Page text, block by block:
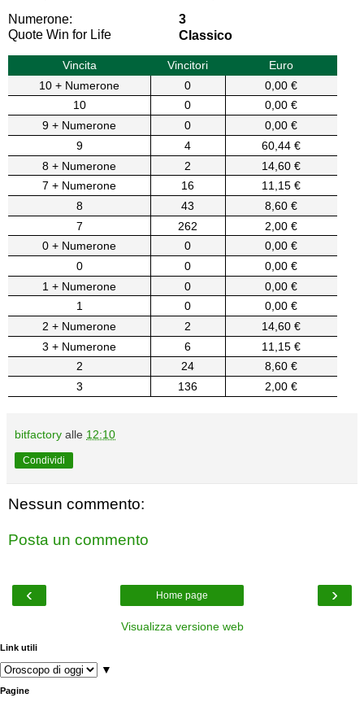
Numerone:
3
Quote Win for Life
Classico
Vincita Vincitori
Euro
10 + Numerone
0
0,00 €
10
0
0,00 €
9 + Numerone
0
0,00 €
9
4
60,44 €
8 + Numerone
2
14,60 €
7 + Numerone
16
11,15 €
8
43
8,60 €
7
262
2,00 €
0 + Numerone
0
0,00 €
0
0
0,00 €
1 + Numerone
0
0,00 €
1
0
0,00 €
2 + Numerone
2
14,60 €
3 + Numerone
6
11,15 €
2
24
8,60 €
3
136 2,00 €
bitfactory alle 12:10
Condividi
Nessun commento:
Posta un commento
‹ ›
Home page
Visualizza versione web
Link utili
▼
Pagine